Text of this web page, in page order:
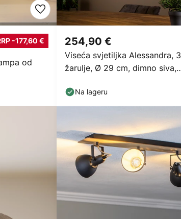
-177,60 €
od
254,90 €
Viseća svjetiljka Alessandra, 3
žarulje, Ø 29 cm, dimno siva,
Na lageru